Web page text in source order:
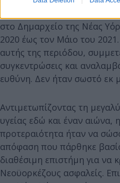
στο Δημαρχείο της Νέας
2020 έως τον Μάιο του
αυτής της περιόδου,
συγκεντρώσεις και
ευθύνη. Δεν ήταν σωστό εκ
Αντιμετωπίζοντας τη
υγείας εδώ και έναν αιώνα,
προτεραιότητα ήταν να
απόφαση που πάρθηκε
διαθέσιμη επιστήμη για να
Νεοϋορκέζους ασφαλείς.